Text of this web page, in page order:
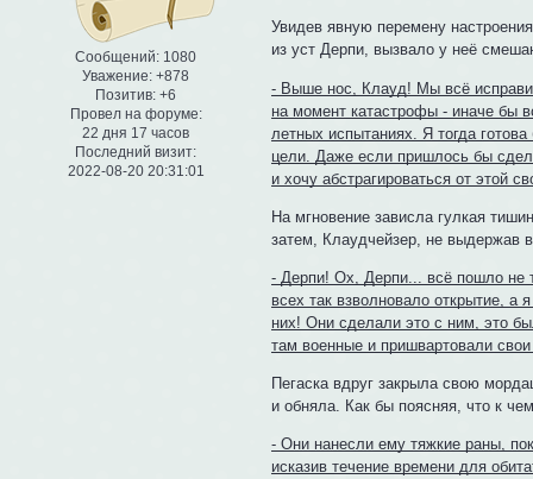
Сообщений: 1080
Уважение: +878
Позитив: +6
Провел на форуме:
22 дня 17 часов
Последний визит:
2022-08-20 20:31:01
Увидев явную перемену
из уст Дерпи, вызвало у неё
- Выше нос, Клауд! Мы всё
на момент катастрофы - иначе бы
летных испытаниях. Я тогда
цели. Даже если пришлось бы
и хочу абстрагироваться от этой
На мгновение зависла гулкая
затем, Клаудчейзер, не выдержав
- Дерпи! Ох, Дерпи... всё пошло не
всех так взволновало открытие, а
них! Они сделали это с ним, это
там военные и пришвартовали
Пегаска вдруг закрыла свою
и обняла. Как бы поясняя, что к
- Они нанесли ему тяжкие раны,
исказив течение времени для